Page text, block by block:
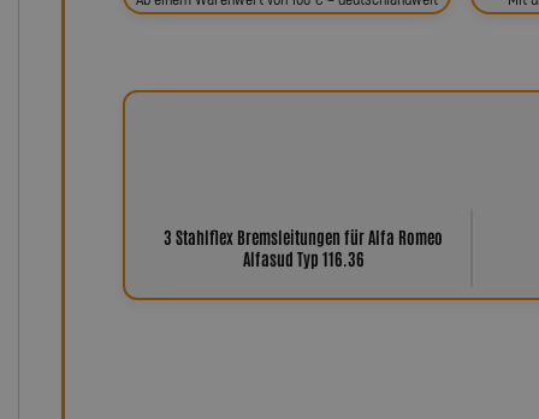
3 Stahlflex Bremsleitungen für Alfa Romeo
Alfasud Typ 116.36